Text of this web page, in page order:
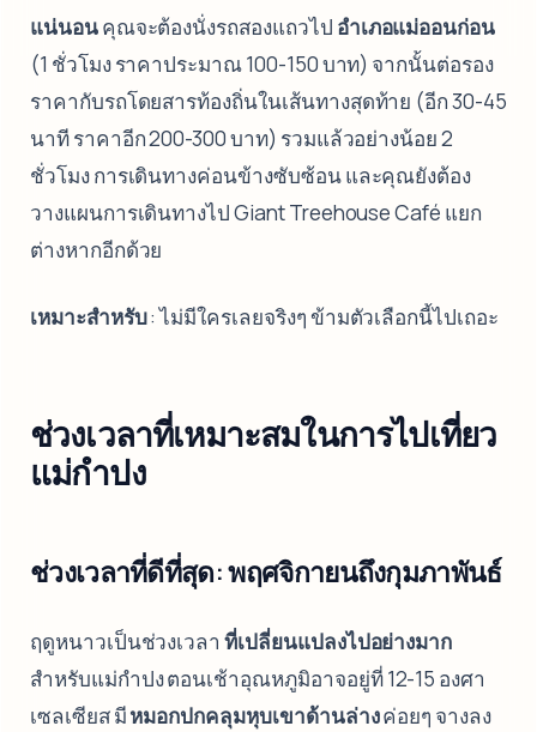
แน่นอนคุณจะต้องนั่งรถสองแถวไป อำเภอแม่ออนก่อน
(1 ชั่วโมง ราคาประมาณ 100-150 บาท) จากนั้นต่อรอง
ราคากับรถโดยสารท้องถิ่นในเส้นทางสุดท้าย (อีก 30-45
นาที ราคาอีก 200-300 บาท) รวมแล้วอย่างน้อย 2
ชั่วโมง การเดินทางค่อนข้างซับซ้อน และคุณยังต้อง
วางแผนการเดินทางไป Giant Treehouse Café แยก
ต่างหากอีกด้วย
เหมาะสำหรับ: ไม่มีใครเลยจริงๆ ข้ามตัวเลือกนี้ไปเถอะ
ช่วงเวลาที่เหมาะสมในการไปเที่ยว
แม่กำปง
ช่วงเวลาที่ดีที่สุด: พฤศจิกายนถึงกุมภาพันธ์
ฤดูหนาวเป็นช่วงเวลาที่เปลี่ยนแปลงไปอย่างมาก
สำหรับแม่กำปง ตอนเช้าอุณหภูมิอาจอยู่ที่ 12-15 องศา
เซลเซียส มีหมอกปกคลุมหุบเขาด้านล่างค่อยๆ จางลง